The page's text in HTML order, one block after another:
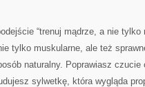
“trenuj mądrze, a nie tylko
tylko muskularne, ale też
naturalny. Poprawiasz czucie
sylwetkę, która wygląda